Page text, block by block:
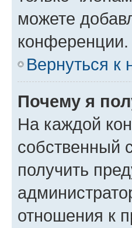
можете
конференции.
Вернуться к
Почему я
На каждой
собственный
получить
отношения к